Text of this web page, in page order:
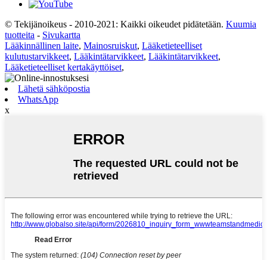
© Tekijänoikeus - 2010-2021: Kaikki oikeudet pidätetään. Kuumia
tuotteita - Sivukartta
Lääkinnällinen laite, Mainosruiskut, Lääketieteelliset
kulutustarvikkeet, Lääkintätarvikkeet, Lääkintätarvikkeet,
Lääketieteelliset kertakäyttöiset,
Lähetä sähköpostia
WhatsApp
x